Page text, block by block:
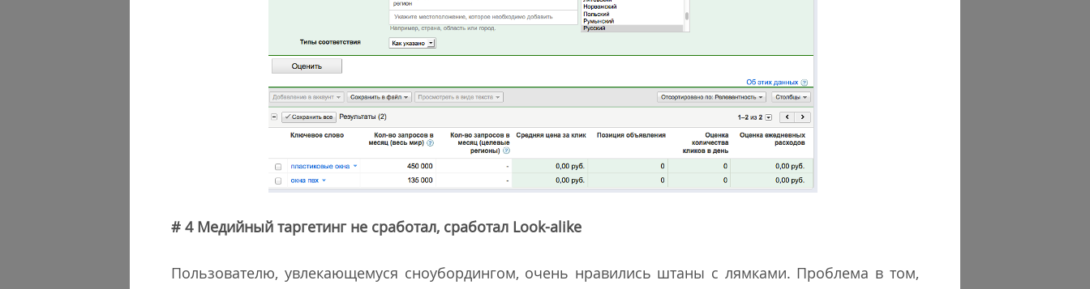
# 4 Медийный таргетинг не сработал, сработал Look-alike
Пользователю, увлекающемуся сноубордингом, очень нравились штаны с лямками. Проблема в том,